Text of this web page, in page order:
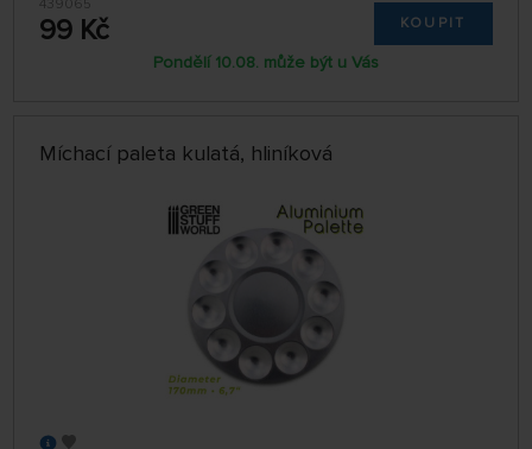
439065
99 Kč KOUPIT
Pondělí 10.08. může být u Vás
Míchací paleta kulatá, hliníková